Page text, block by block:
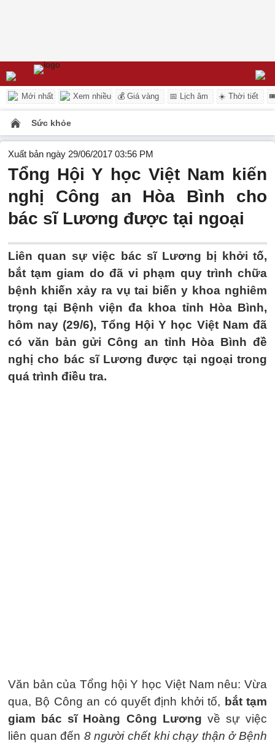
Mới nhất Xem nhiều 💰 Giá vàng 📅 Lịch âm ☀️ Thời tiết
Sức khỏe
Xuất bản ngày 29/06/2017 03:56 PM
Tổng Hội Y học Việt Nam kiến
nghị Công an Hòa Bình cho
bác sĩ Lương được tại ngoại
Liên quan sự việc bác sĩ Lương bị khởi tố,
bắt tạm giam do đã vi phạm quy trình chữa
bệnh khiến xảy ra vụ tai biến y khoa nghiêm
trọng tại Bệnh viện đa khoa tỉnh Hòa Bình,
hôm nay (29/6), Tổng Hội Y học Việt Nam đã
có văn bản gửi Công an tỉnh Hòa Bình đề
nghị cho bác sĩ Lương được tại ngoại trong
quá trình điều tra.
Văn bản của Tổng hội Y học Việt Nam nêu: Vừa
qua, Bộ Công an có quyết định khởi tố, bắt tạm
giam bác sĩ Hoàng Công Lương về sự việc
liên quan đến 8 người chết khi chạy thận ở Bệnh